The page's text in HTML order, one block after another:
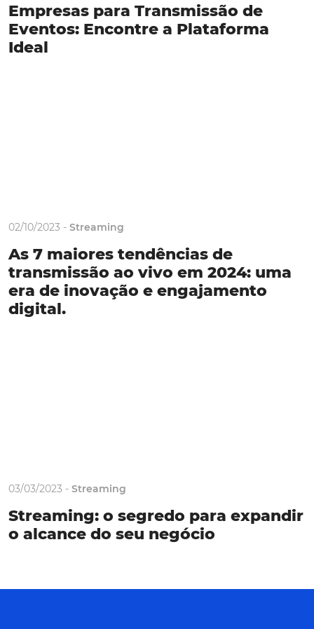
Empresas para Transmissão de
Eventos: Encontre a Plataforma
Ideal
02/10/2023 - Streaming
As 7 maiores tendências de
transmissão ao vivo em 2024: uma
era de inovação e engajamento
digital.
03/03/2023 - Streaming
Streaming: o segredo para expandir
o alcance do seu negócio